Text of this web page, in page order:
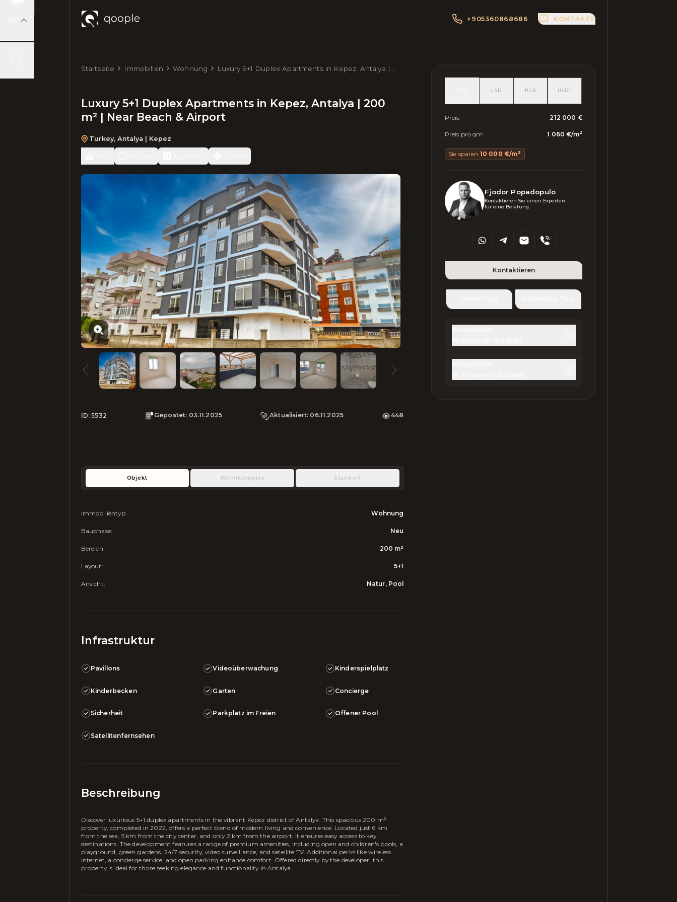
+905360868686 KONTAKTE
Startseite Immobilien Wohnung
Luxury 5+1 Duplex Apartments in Kepez, Antalya |
Luxury 5+1 Duplex Apartments in Kepez, Antalya | 200
m² | Near Beach & Airport
Turkey, Antalya | Kepez
ID:5532 Gepostet: 03.11.2025 Aktualisiert: 06.11.2025 448
Objekt Wohnkomplex Standort
Immobilientyp: Wohnung
Bauphase: Neu
Bereich: 200 m²
Layout: 5+1
Ansicht: Natur, Pool
Infrastruktur
Pavillons Videoüberwachung Kinderspielplatz
Kinderbecken Garten Concierge
Sicherheit Parkplatz im Freien Offener Pool
Satellitenfernsehen
Beschreibung
Discover luxurious 5+1 duplex apartments in the vibrant Kepez district of Antalya. This spacious 200 m²
property, completed in 2022, offers a perfect blend of modern living and convenience. Located just 6 km
from the sea, 5 km from the city center, and only 2 km from the airport, it ensures easy access to key
destinations. The development features a range of premium amenities, including open and children's pools, a
playground, green gardens, 24/7 security, video surveillance, and satellite TV. Additional perks like wireless
internet, a concierge service, and open parking enhance comfort. Offered directly by the developer, this
property is ideal for those seeking elegance and functionality in Antalya.
USD RUB USDT
Preis: 212 000 €
Preis pro qm: 1 060 €/m2
Sie sparen 10 000 €/m2
Fjodor Popadopulo
Kontaktieren Sie einen Experten
für eine Beratung
Kontaktieren